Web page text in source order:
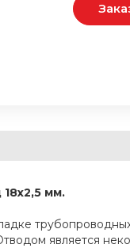
18x2,5 мм.
является